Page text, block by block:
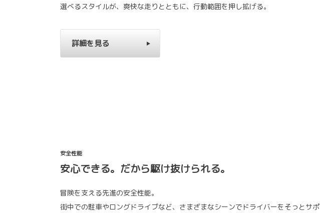
選べるスタイルが、爽快な走りとともに、行動範囲を押し拡げる。
詳細を見る
安全性能
安心できる。だから駆け抜けられる。
冒険を支える先進の安全性能。
街中での駐車やロングドライブなど、さまざまなシーンでドライバーをそっとサポ